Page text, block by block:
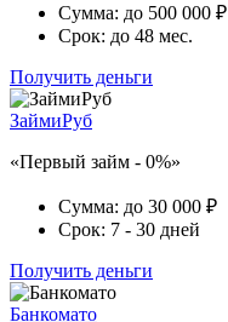
Сумма: до 500 000 ₽
Срок: до 48 мес.
Получить деньги
ЗаймиРуб
«Первый займ - 0%»
Сумма: до 30 000 ₽
Срок: 7 - 30 дней
Получить деньги
Банкомато